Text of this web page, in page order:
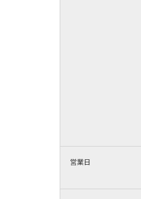
営業日